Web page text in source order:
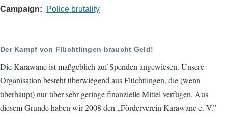
Campaign Police brutality
Der Kampf von Flüchtlingen braucht Geld!
Die Karawane ist maßgeblich auf Spenden angewiesen. Unsere
Organisation besteht überwiegend aus Flüchtlingen, die (wenn
überhaupt) nur über sehr geringe finanzielle Mittel verfügen. Aus
diesem Grunde haben wir 2008 den „Förderverein Karawane e. V.”